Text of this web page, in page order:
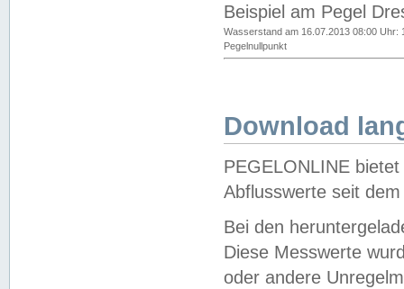
Beispiel am Pegel
Wasserstand am 16.07.2013 08:00 Uhr:
Pegelnullpunkt
Download
PEGELONLINE
Abflusswerte seit
Bei den
Diese Messwerte
oder andere